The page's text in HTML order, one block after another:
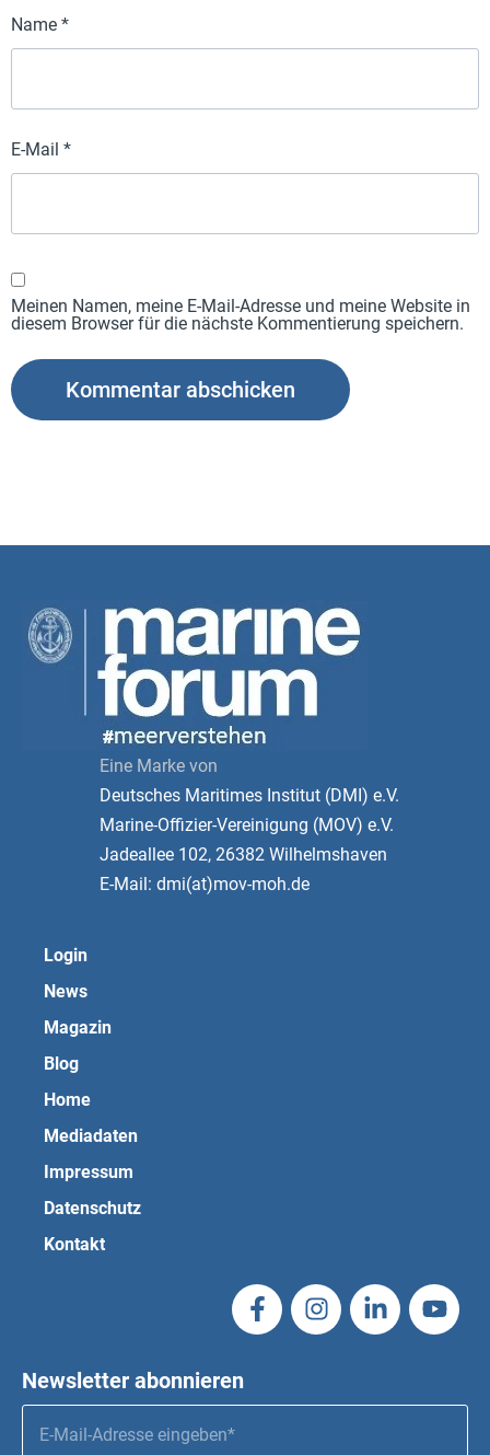
Name *
E-Mail *
Meinen Namen, meine E-Mail-Adresse und meine Website in
diesem Browser für die nächste Kommentierung speichern.
Eine Marke von
Deutsches Maritimes Institut (DMI) e.V.
Marine-Offizier-Vereinigung (MOV) e.V.
Jadeallee 102, 26382 Wilhelmshaven
E-Mail: dmi(at)mov-moh.de
Login
News
Magazin
Blog
Home
Mediadaten
Impressum
Datenschutz
Kontakt
Newsletter abonnieren